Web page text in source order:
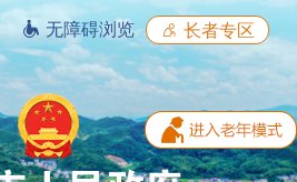
无障碍浏览 长者专区